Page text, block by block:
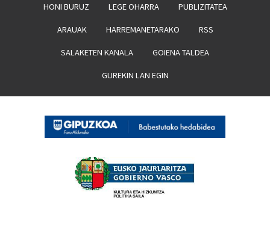
HONI BURUZ LEGE OHARRA PUBLIZITATEA
ARAUAK HARREMANETARAKO RSS
SALAKETEN KANALA GOIENA TALDEA
GUREKIN LAN EGIN